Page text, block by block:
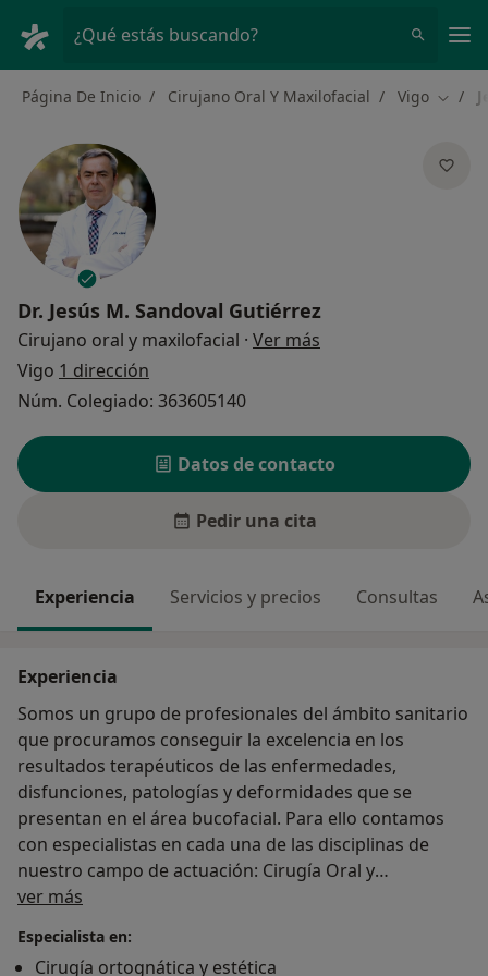
¿Qué estás buscando?
Página De Inicio Cirujano Oral Y Maxilofacial Vigo
Dr. Jesús M. Sandoval Gutiérrez
Cirujano oral y maxilofacial · Ver más
Vigo 1 dirección
Núm. Colegiado: 363605140
Datos de contacto
Pedir una cita
Experiencia Servicios y precios Consultas
Experiencia
Somos un grupo de profesionales del ámbito sanitario
que procuramos conseguir la excelencia en los
resultados terapéuticos de las enfermedades,
disfunciones, patologías y deformidades que se
presentan en el área bucofacial. Para ello contamos
con especialistas en cada una de las disciplinas de
nuestro campo de actuación: Cirugía Oral y
Maxilofacial, Implantología, Ortodoncia, Periodoncia,
Odontopediatría. Como apoyo fundamental y
ver más
Especialista en:
Cirugía ortognática y estética